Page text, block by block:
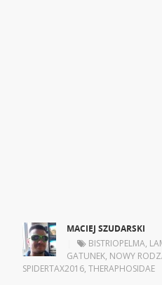
MACIEJ SZUDARSKI
BISTRIOPELMA,
GATUNEK, NOWY
SPIDERTAX2016,THERAPHOSIDAE